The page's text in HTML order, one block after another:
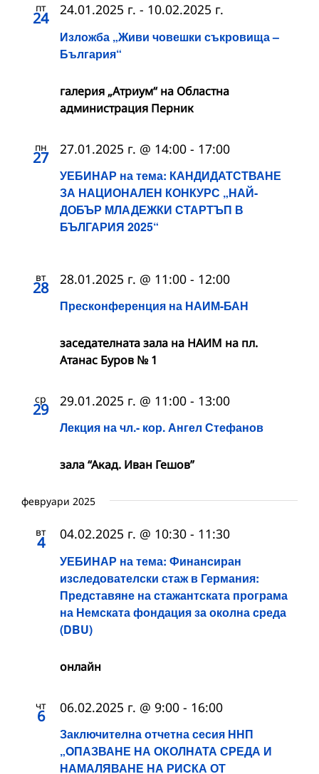
пт
24
Изложба „Живи човешки съкровища –
България“
24.01.2025 г. - 10.02.2025 г.
галерия „Атриум“ на Областна
администрация Перник
пн
27
УЕБИНАР на тема: КАНДИДАТСТВАНЕ
ЗА НАЦИОНАЛЕН КОНКУРС „НАЙ-
ДОБЪР МЛАДЕЖКИ СТАРТЪП В
БЪЛГАРИЯ 2025“
27.01.2025 г. @ 14:00 - 17:00
вт
28
Пресконференция на НАИМ-БАН
28.01.2025 г. @ 11:00 - 12:00
заседателната зала на НАИМ на пл.
Атанас Буров № 1
ср
29
Лекция на чл.- кор. Ангел Стефанов
29.01.2025 г. @ 11:00 - 13:00
зала “Акад. Иван Гешов”
февруари 2025
вт
4
УЕБИНАР на тема: Финансиран
изследователски стаж в Германия:
Представяне на стажантската програма
на Немската фондация за околна среда
(DBU)
04.02.2025 г. @ 10:30 - 11:30
онлайн
чт
6
Заключителна отчетна сесия ННП
„OПАЗВАНЕ НА ОКОЛНАТА СРЕДА И
НАМАЛЯВАНЕ НА РИСКА ОТ
06.02.2025 г. @ 9:00 - 16:00